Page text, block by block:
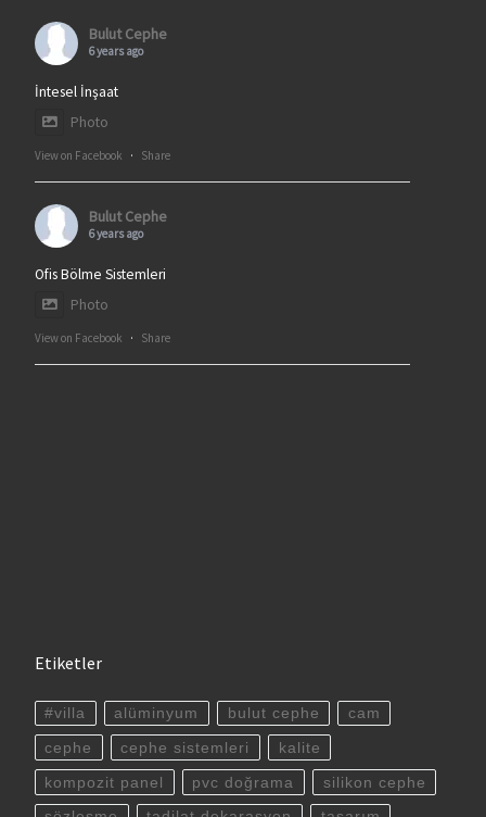
Bulut Cephe
6 years ago
İntesel İnşaat
Photo
View on Facebook · Share
Bulut Cephe
6 years ago
Ofis Bölme Sistemleri
Photo
View on Facebook · Share
Etiketler
#villa alüminyum bulut cephe cam
cephe cephe sistemleri kalite
kompozit panel pvc doğrama silikon cephe